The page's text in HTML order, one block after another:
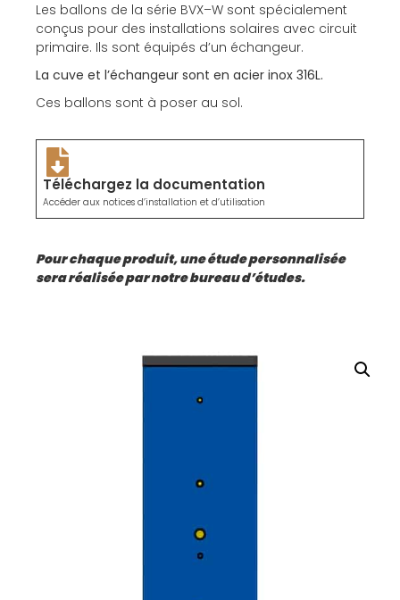
Les ballons de la série BVX–W sont spécialement
conçus pour des installations solaires avec circuit
primaire. Ils sont équipés d’un échangeur.
La cuve et l’échangeur sont en acier inox 316L.
Ces ballons sont à poser au sol.
Téléchargez la documentation
Accéder aux notices d’installation et d’utilisation
Pour chaque produit, une étude personnalisée
sera réalisée par notre bureau d’études.